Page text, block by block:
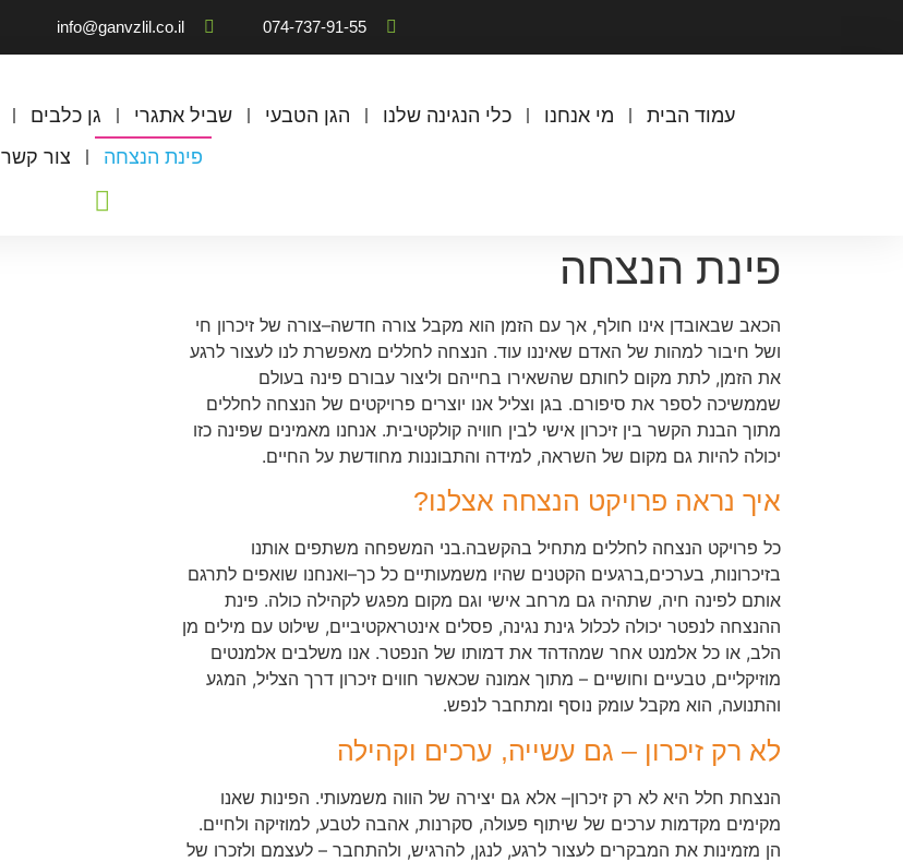
074-737-91-55
info@ganvzlil.co.il
עמוד הבית מי אנחנו כלי הנגינה שלנו הגן הטבעי שביל אתגרי גן כלבים
פינת הנצחה
צור קשר
פינת הנצחה
הכאב שבאובדן אינו חולף, אך עם הזמן הוא מקבל צורה חדשה–צורה של זיכרון חי
ושל חיבור למהות של האדם שאיננו עוד. הנצחה לחללים מאפשרת לנו לעצור לרגע
את הזמן, לתת מקום לחותם שהשאירו בחייהם וליצור עבורם פינה בעולם
שממשיכה לספר את סיפורם. בגן וצליל אנו יוצרים פרויקטים של הנצחה לחללים
מתוך הבנת הקשר בין זיכרון אישי לבין חוויה קולקטיבית. אנחנו מאמינים שפינה כזו
יכולה להיות גם מקום של השראה, למידה והתבוננות מחודשת על החיים.
איך נראה פרויקט הנצחה אצלנו?
כל פרויקט הנצחה לחללים מתחיל בהקשבה.בני המשפחה משתפים אותנו
בזיכרונות, בערכים,ברגעים הקטנים שהיו משמעותיים כל כך–ואנחנו שואפים לתרגם
אותם לפינה חיה, שתהיה גם מרחב אישי וגם מקום מפגש לקהילה כולה. פינת
ההנצחה לנפטר יכולה לכלול גינת נגינה, פסלים אינטראקטיביים, שילוט עם מילים מן
הלב, או כל אלמנט אחר שמהדהד את דמותו של הנפטר. אנו משלבים אלמנטים
מוזיקליים, טבעיים וחושיים – מתוך אמונה שכאשר חווים זיכרון דרך הצליל, המגע
והתנועה, הוא מקבל עומק נוסף ומתחבר לנפש.
לא רק זיכרון – גם עשייה, ערכים וקהילה
הנצחת חלל היא לא רק זיכרון– אלא גם יצירה של הווה משמעותי. הפינות שאנו
מקימים מקדמות ערכים של שיתוף פעולה, סקרנות, אהבה לטבע, למוזיקה ולחיים.
הן מזמינות את המבקרים לעצור לרגע, לנגן, להרגיש, ולהתחבר – לעצמם ולזכרו של